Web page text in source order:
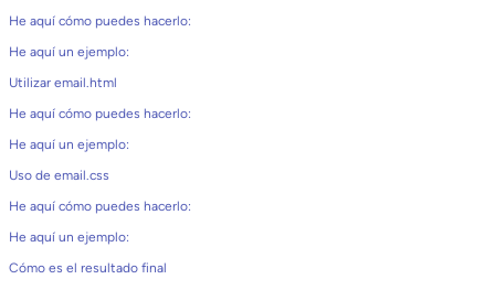
He aquí cómo puedes hacerlo:
He aquí un ejemplo:
Utilizar email.html
He aquí cómo puedes hacerlo:
He aquí un ejemplo:
Uso de email.css
He aquí cómo puedes hacerlo:
He aquí un ejemplo:
Cómo es el resultado final